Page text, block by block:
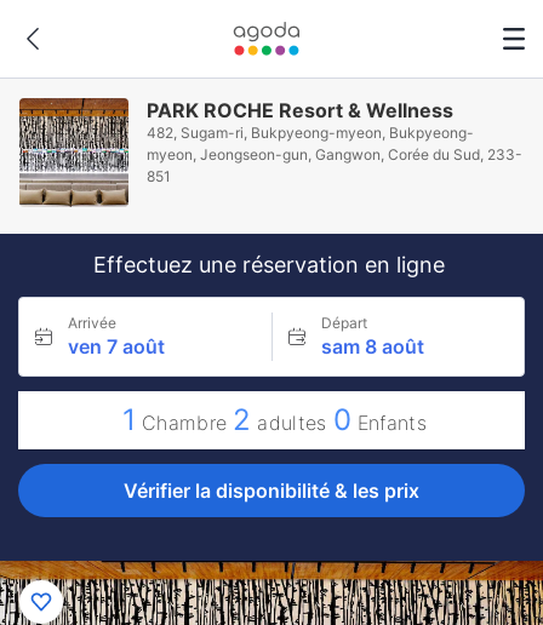
PARK ROCHE Resort & Wellness
482, Sugam-ri, Bukpyeong-myeon, Bukpyeong-
myeon, Jeongseon-gun, Gangwon, Corée du Sud, 233-
851
Effectuez une réservation en ligne
Arrivée
ven 7 août
Départ
sam 8 août
1 Chambre 2 adultes 0 Enfants
Vérifier la disponibilité & les prix